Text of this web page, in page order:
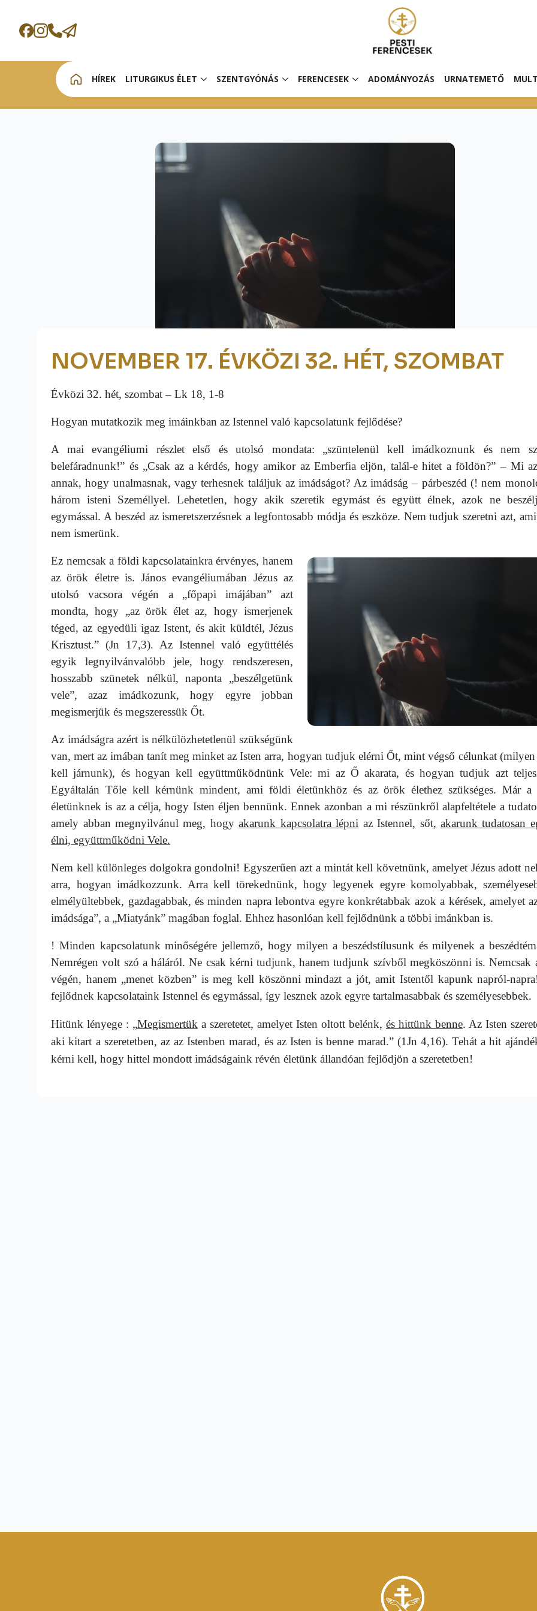
HÍREK LITURGIKUS ÉLET SZENTGYÓNÁS FERENCESEK ADOMÁNYOZÁS URNATEMETŐ
NOVEMBER 17. ÉVKÖZI 32. HÉT, SZOMBAT
Évközi 32. hét, szombat – Lk 18, 1-8
Hogyan mutatkozik meg imáinkban az Istennel való kapcsolatunk fejlődése?
A mai evangéliumi részlet első és utolsó mondata: „szüntelenül kell imádkoznunk és nem
belefáradnunk!” és „Csak az a kérdés, hogy amikor az Emberfia eljön, talál-e hitet a földön?” – Mi
annak, hogy unalmasnak, vagy terhesnek találjuk az imádságot? Az imádság – párbeszéd (! nem
három isteni Személlyel. Lehetetlen, hogy akik szeretik egymást és együtt élnek, azok ne
egymással. A beszéd az ismeretszerzésnek a legfontosabb módja és eszköze. Nem tudjuk szeretni azt,
nem ismerünk.
Ez nemcsak a földi kapcsolatainkra érvényes, hanem
az örök életre is. János evangéliumában Jézus az
utolsó vacsora végén a „főpapi imájában” azt
mondta, hogy „az örök élet az, hogy ismerjenek
téged, az egyedüli igaz Istent, és akit küldtél, Jézus
Krisztust.” (Jn 17,3). Az Istennel való együttélés
egyik legnyilvánvalóbb jele, hogy rendszeresen,
hosszabb szünetek nélkül, naponta „beszélgetünk
vele”, azaz imádkozunk, hogy egyre jobban
megismerjük és megszeressük Őt.
Az imádságra azért is nélkülözhetetlenül szükségünk
van, mert az imában tanít meg minket az Isten arra, hogyan tudjuk elérni Őt, mint végső célunkat
kell járnunk), és hogyan kell együttműködnünk Vele: mi az Ő akarata, és hogyan tudjuk azt
Egyáltalán Tőle kell kérnünk mindent, ami földi életünkhöz és az örök élethez szükséges. Már
életünknek is az a célja, hogy Isten éljen bennünk. Ennek azonban a mi részünkről alapfeltétele a
amely abban megnyilvánul meg, hogyakarunk kapcsolatra lépni az Istennel, sőt, akarunk tudatosan
élni, együttműködni Vele.
Nem kell különleges dolgokra gondolni! Egyszerűen azt a mintát kell követnünk, amelyet Jézus adott
arra, hogyan imádkozzunk. Arra kell törekednünk, hogy legyenek egyre komolyabbak,
elmélyültebbek, gazdagabbak, és minden napra lebontva egyre konkrétabbak azok a kérések, amelyet
imádsága”, a „Miatyánk” magában foglal. Ehhez hasonlóan kell fejlődnünk a többi imánkban is.
! Minden kapcsolatunk minőségére jellemző, hogy milyen a beszédstílusunk és milyenek a
Nemrégen volt szó a háláról. Ne csak kérni tudjunk, hanem tudjunk szívből megköszönni is. Nemcsak
végén, hanem „menet közben” is meg kell köszönni mindazt a jót, amit Istentől kapunk napról-
fejlődnek kapcsolataink Istennel és egymással, így lesznek azok egyre tartalmasabbak és személyesebbek.
Hitünk lényege : „Megismertük a szeretetet, amelyet Isten oltott belénk, és hittünk benne. Az Isten
aki kitart a szeretetben, az az Istenben marad, és az Isten is benne marad.” (1Jn 4,16). Tehát a hit
kérni kell, hogy hittel mondott imádságaink révén életünk állandóan fejlődjön a szeretetben!